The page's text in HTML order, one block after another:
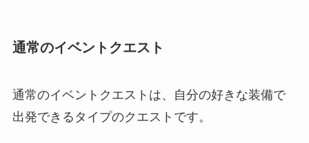
通常のイベントクエスト
通常のイベントクエストは、自分の好きな装備で
出発できるタイプのクエストです。